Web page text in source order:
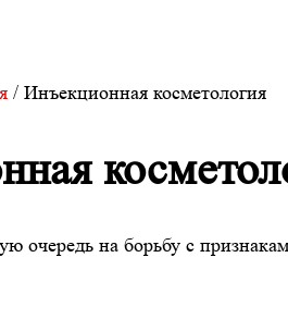
/ Инъекционная косметология
очередь на борьбу с